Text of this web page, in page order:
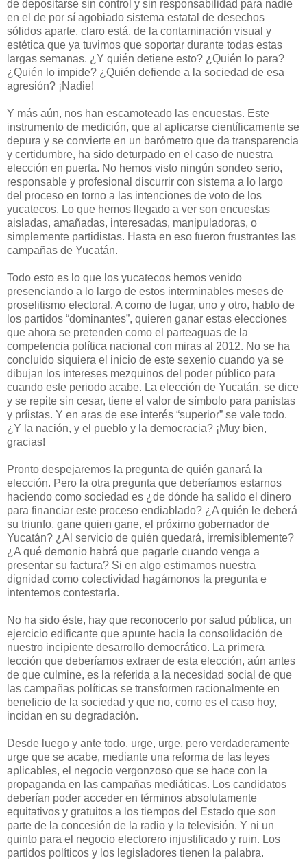
de depositarse sin control y sin responsabilidad para nadie
en el de por sí agobiado sistema estatal de desechos
sólidos aparte, claro está, de la contaminación visual y
estética que ya tuvimos que soportar durante todas estas
largas semanas. ¿Y quién detiene esto? ¿Quién lo para?
¿Quién lo impide? ¿Quién defiende a la sociedad de esa
agresión? ¡Nadie!
Y más aún, nos han escamoteado las encuestas. Este
instrumento de medición, que al aplicarse científicamente se
depura y se convierte en un barómetro que da transparencia
y certidumbre, ha sido deturpado en el caso de nuestra
elección en puerta. No hemos visto ningún sondeo serio,
responsable y profesional discurrir con sistema a lo largo
del proceso en torno a las intenciones de voto de los
yucatecos. Lo que hemos llegado a ver son encuestas
aisladas, amañadas, interesadas, manipuladoras, o
simplemente partidistas. Hasta en eso fueron frustrantes las
campañas de Yucatán.
Todo esto es lo que los yucatecos hemos venido
presenciando a lo largo de estos interminables meses de
proselitismo electoral. A como de lugar, uno y otro, hablo de
los partidos “dominantes”, quieren ganar estas elecciones
que ahora se pretenden como el parteaguas de la
competencia política nacional con miras al 2012. No se ha
concluido siquiera el inicio de este sexenio cuando ya se
dibujan los intereses mezquinos del poder público para
cuando este periodo acabe. La elección de Yucatán, se dice
y se repite sin cesar, tiene el valor de símbolo para panistas
y príistas. Y en aras de ese interés “superior” se vale todo.
¿Y la nación, y el pueblo y la democracia? ¡Muy bien,
gracias!
Pronto despejaremos la pregunta de quién ganará la
elección. Pero la otra pregunta que deberíamos estarnos
haciendo como sociedad es ¿de dónde ha salido el dinero
para financiar este proceso endiablado? ¿A quién le deberá
su triunfo, gane quien gane, el próximo gobernador de
Yucatán? ¿Al servicio de quién quedará, irremisiblemente?
¿A qué demonio habrá que pagarle cuando venga a
presentar su factura? Si en algo estimamos nuestra
dignidad como colectividad hagámonos la pregunta e
intentemos contestarla.
No ha sido éste, hay que reconocerlo por salud pública, un
ejercicio edificante que apunte hacia la consolidación de
nuestro incipiente desarrollo democrático. La primera
lección que deberíamos extraer de esta elección, aún antes
de que culmine, es la referida a la necesidad social de que
las campañas políticas se transformen racionalmente en
beneficio de la sociedad y que no, como es el caso hoy,
incidan en su degradación.
Desde luego y ante todo, urge, urge, pero verdaderamente
urge que se acabe, mediante una reforma de las leyes
aplicables, el negocio vergonzoso que se hace con la
propaganda en las campañas mediáticas. Los candidatos
deberían poder acceder en términos absolutamente
equitativos y gratuitos a los tiempos del Estado que son
parte de la concesión de la radio y la televisión. Y ni un
quinto para el negocio electorero injustificado y ruin. Los
partidos políticos y los legisladores tienen la palabra.